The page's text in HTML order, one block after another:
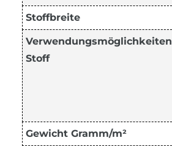
Stoffbreite
Verwendungsmöglichkeiten
Stoff
Gewicht Gramm/m²